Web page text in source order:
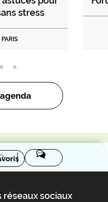
stress
PARIS
réseaux sociaux